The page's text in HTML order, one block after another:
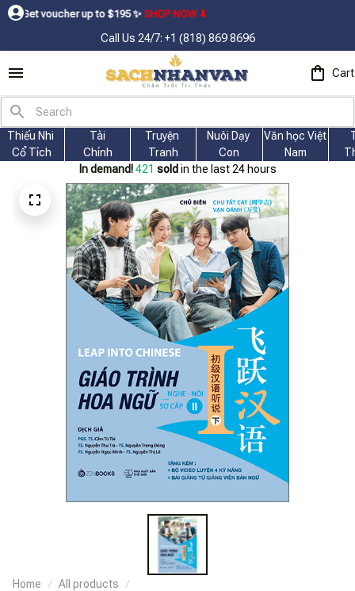
to $195ㅤ ✨ㅤSHOP NOW ⬇
Call Us 24/7: +1 (818) 869 8696
Cart
Thiếu Nhi
Cổ Tích
Tài
Chính
Truyện
Tranh
Nuôi Dạy
Con
Văn học Việt
Nam
In demand! 425 sold in the last 24 hours
Home All products